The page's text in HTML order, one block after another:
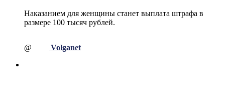
Наказанием для женщины станет выплата штрафа в
размере 100 тысяч рублей.
@ Volganet